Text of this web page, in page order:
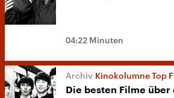
04:22 Minuten
Kinokolumne Top
Die besten Filme über